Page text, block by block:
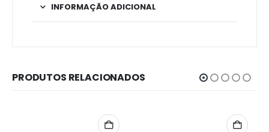
INFORMAÇÃO ADICIONAL
PRODUTOS RELACIONADOS